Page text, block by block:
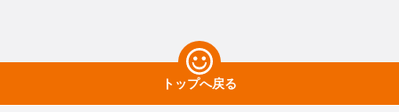
トップへ戻る